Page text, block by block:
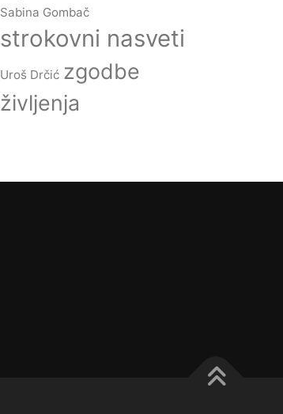
Sabina Gombač
strokovni nasveti
Uroš Drčić zgodbe
življenja